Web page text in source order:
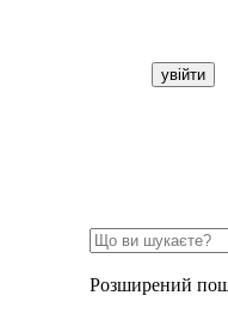
Розширений